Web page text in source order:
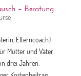
– Beratung
Elterncoach)
Mütter und Väter
drei Jahren.